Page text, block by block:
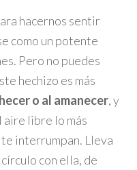
hacernos sentir
como un potente
Pero no puedes
hechizo es más
o al amanecer, y
aire libre lo más
interrumpan. Lleva
con ella, de